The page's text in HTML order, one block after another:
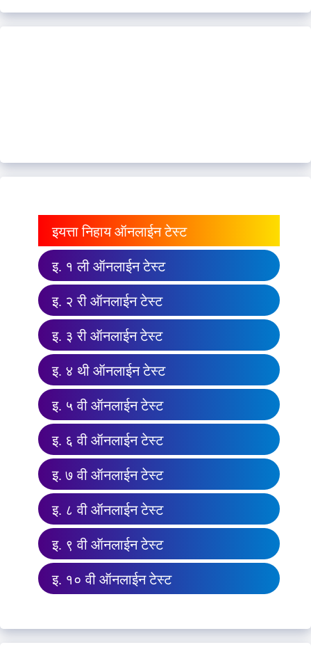
इयत्ता निहाय ऑनलाईन टेस्ट
इ. १ ली ऑनलाईन टेस्ट
इ. २ री ऑनलाईन टेस्ट
इ. ३ री ऑनलाईन टेस्ट
इ. ४ थी ऑनलाईन टेस्ट
इ. ५ वी ऑनलाईन टेस्ट
इ. ६ वी ऑनलाईन टेस्ट
इ. ७ वी ऑनलाईन टेस्ट
इ. ८ वी ऑनलाईन टेस्ट
इ. ९ वी ऑनलाईन टेस्ट
इ. १० वी ऑनलाईन टेस्ट